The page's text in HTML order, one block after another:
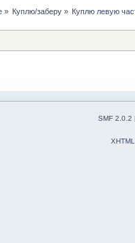
» Куплю/заберу » Куплю левую
SMF 2.0.2
XHTML